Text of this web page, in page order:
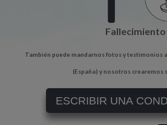
Fallecimiento
También puede mandarnos fotos y testimonios
(España) y nosotros crearemos
ESCRIBIR UNA